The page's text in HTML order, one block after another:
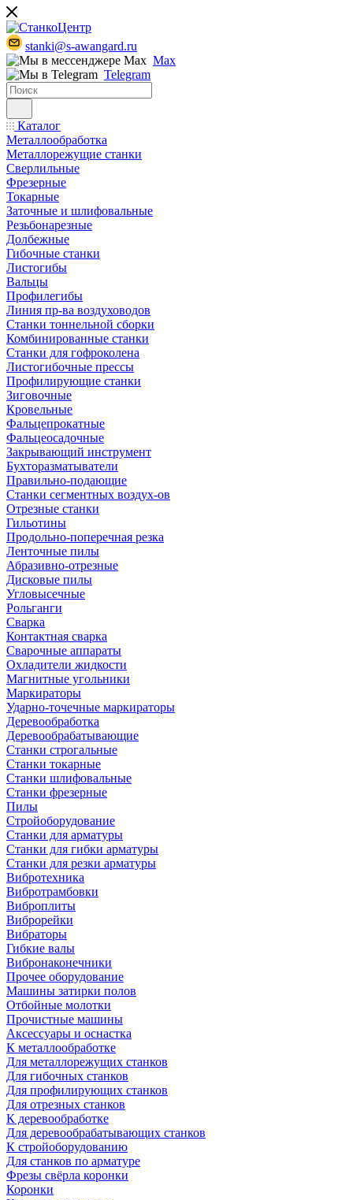
stanki@s-awangard.ru
Max
Telegram
Каталог
Металлообработка
Металлорежущие станки
Сверлильные
Фрезерные
Токарные
Заточные и шлифовальные
Резьбонарезные
Долбежные
Гибочные станки
Листогибы
Вальцы
Профилегибы
Линия пр-ва воздуховодов
Станки тоннельной сборки
Комбинированные станки
Станки для гофроколена
Листогибочные прессы
Профилирующие станки
Зиговочные
Кровельные
Фальцепрокатные
Фальцеосадочные
Закрывающий инструмент
Бухторазматыватели
Правильно-подающие
Станки сегментных воздух-ов
Отрезные станки
Гильотины
Продольно-поперечная резка
Ленточные пилы
Абразивно-отрезные
Дисковые пилы
Угловысечные
Рольганги
Сварка
Контактная сварка
Сварочные аппараты
Охладители жидкости
Магнитные угольники
Маркираторы
Ударно-точечные маркираторы
Деревообработка
Деревообрабатывающие
Станки строгальные
Станки токарные
Станки шлифовальные
Станки фрезерные
Пилы
Стройоборудование
Станки для арматуры
Станки для гибки арматуры
Станки для резки арматуры
Вибротехника
Вибротрамбовки
Виброплиты
Виброрейки
Вибраторы
Гибкие валы
Вибронаконечники
Прочее оборудование
Машины затирки полов
Отбойные молотки
Прочистные машины
Аксeccyapы и оснастка
К металлообработке
Для металлорежущих станков
Для гибочных станков
Для профилирующих станков
Для отрезных станков
К деревообработке
Для деревообрабатывающих станков
К стройоборудованию
Для станков по арматуре
Фрезы свёрла коронки
Коронки